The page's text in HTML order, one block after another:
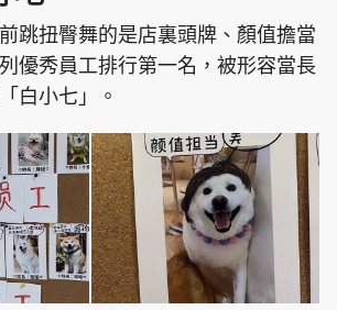
跳扭臀舞的是店裏頭牌、顏值擔當
優秀員工排行第一名，被形容當長
白小七」。